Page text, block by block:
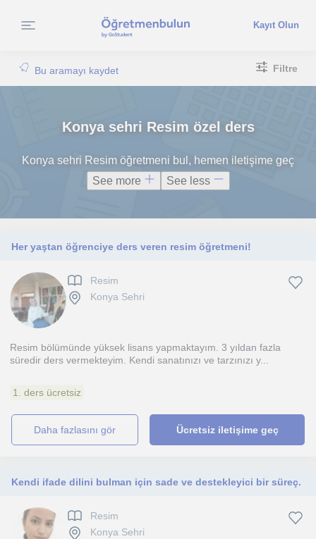
Kayıt Olun
Bu aramayı kaydet Filtre
Konya sehri Resim özel ders
Konya sehri Resim öğretmeni bul, hemen iletişime geç
See more
See less
Her yaştan öğrenciye ders veren resim öğretmeni!
Resim
Konya Sehri
Resim bölümünde yüksek lisans yapmaktayım. 3 yıldan fazla
süredir ders vermekteyim. Kendi sanatınızı ve tarzınızı y...
1. ders ücretsiz
daha fazlasını gör Ücretsiz iletişime geç
Kendi ifade dilini bulman için sade ve destekleyici bir süreç.
Resim
Konya Sehri